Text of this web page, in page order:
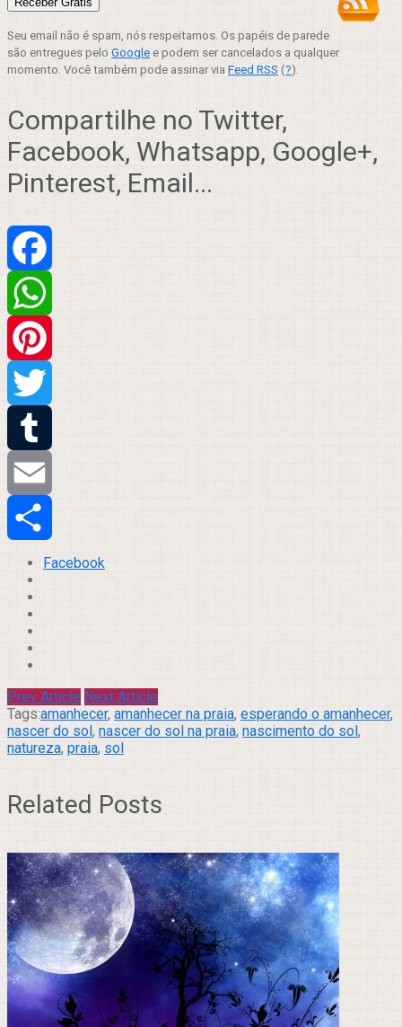
Seu email não é spam, nós respeitamos. Os papéis de parede
são entregues pelo Google e podem ser cancelados a qualquer
momento. Você também pode assinar via Feed RSS (?).
Compartilhe no Twitter,
Facebook, Whatsapp, Google+,
Pinterest, Email...
Facebook
WhatsApp
Pinterest
Twitter
Tumblr
Email
Compartilhar
Facebook
Prev Article Next Article
Tags:amanhecer, amanhecer na praia, esperando o amanhecer,
nascer do sol, nascer do sol na praia, nascimento do sol,
natureza, praia, sol
Related Posts